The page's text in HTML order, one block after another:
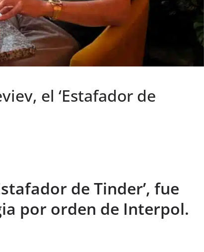
el ‘Estafador de
de Tinder’, fue
por orden de Interpol.